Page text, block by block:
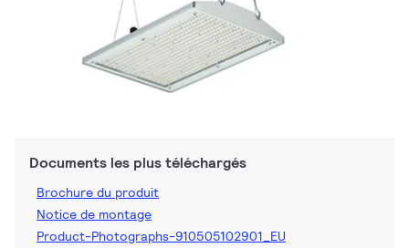
Documents les plus téléchargés
Brochure du produit
Notice de montage
Product-Photographs-910505102901_EU